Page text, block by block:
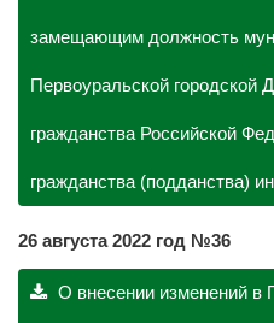
замещающим должность
Первоуральской городской
гражданства Российской
гражданства (подданства)
26 августа2022 год №36
О внесении изменений в